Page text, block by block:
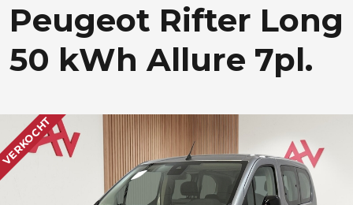
Peugeot Rifter Long
50 kWh Allure 7pl.
VERKOCHT